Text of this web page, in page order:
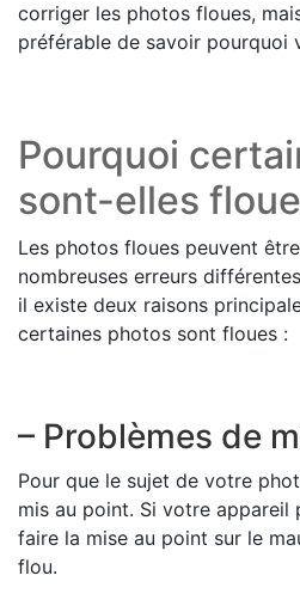
corriger les photos floues,
préférable de savoir pourquoi
Pourquoi
sont-elles
Les photos floues peuvent
nombreuses erreurs
il existe deux raisons
certaines photos sont floues :
– Problèmes de
Pour que le sujet de votre
mis au point. Si votre
faire la mise au point sur le
flou.